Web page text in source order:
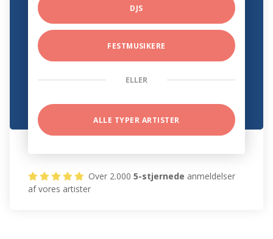
DJS
FESTMUSIKERE
ELLER
ALLE TYPER ARTISTER
Over 2.0005-stjernede anmeldelser
af vores artister